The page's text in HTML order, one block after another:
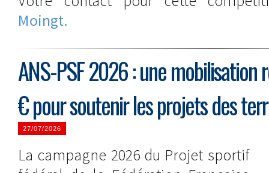
Moingt.
ANS-PSF 2026 : une
€ pour soutenir les projets des
27/07/2026
La campagne 2026 du Projet sportif